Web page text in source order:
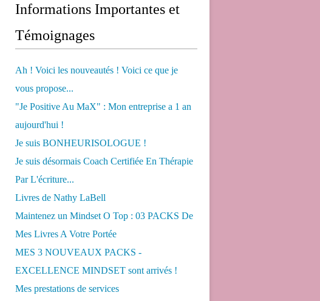
Informations Importantes et
Témoignages
Ah ! Voici les nouveautés ! Voici ce que je
vous propose...
"Je Positive Au MaX" : Mon entreprise a 1 an
aujourd'hui !
Je suis BONHEURISOLOGUE !
Je suis désormais Coach Certifiée En Thérapie
Par L'écriture...
Livres de Nathy LaBell
Maintenez un Mindset O Top : 03 PACKS De
Mes Livres A Votre Portée
MES 3 NOUVEAUX PACKS -
EXCELLENCE MINDSET sont arrivés !
Mes prestations de services